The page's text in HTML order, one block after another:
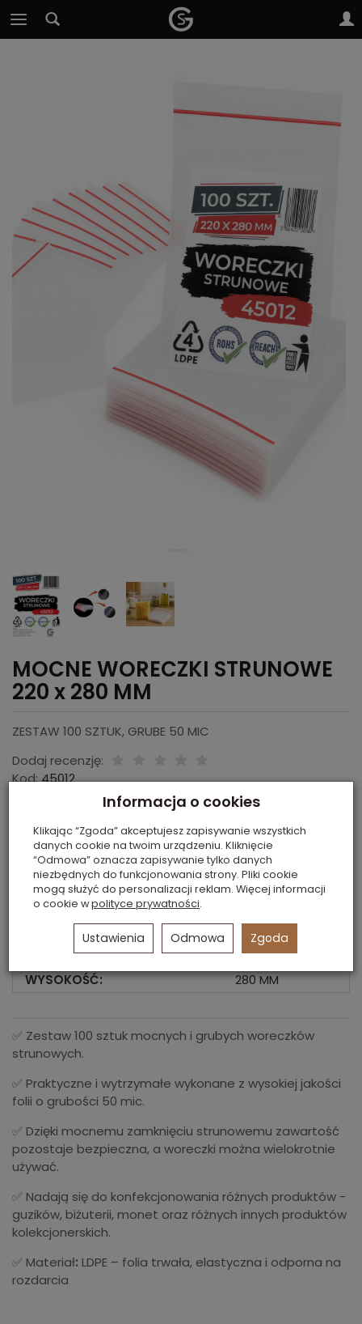
MOCNE WORECZKI STRUNOWE
220 x 280 MM
ZESTAW 100 SZTUK, GRUBE 50 MIC
Dodaj recenzję:
Kod:45012
Global Service
Dostępne
Cena netto:12,07 zł 14,85 zł
opak. dodaj do koszyka
SZEROKOŚĆ:
220 MM
WYSOKOŚĆ:
280 MM
✅ Zestaw 100 sztuk mocnych i grubych woreczków
strunowych.
✅ Praktyczne i wytrzymałe wykonane z wysokiej jakości
folii o grubości 50 mic.
✅ Dzięki mocnemu zamknięciu strunowemu zawartość
pozostaje bezpieczna, a woreczki można wielokrotnie
używać.
✅ Nadają się do konfekcjonowania różnych produktów -
guzików, biżuterii, monet oraz różnych innych produktów
kolekcjonerskich.
✅ Materiał: LDPE – folia trwała, elastyczna i odporna na
rozdarcia
Informacja o cookies
Klikając “Zgoda” akceptujesz zapisywanie wszystkich
danych cookie na twoim urządzeniu. Kliknięcie
“Odmowa” oznacza zapisywanie tylko danych
niezbędnych do funkcjonowania strony. Pliki cookie
mogą służyć do personalizacji reklam. Więcej informacji
o cookie wpolityce prywatności.
Ustawienia Odmowa Zgoda